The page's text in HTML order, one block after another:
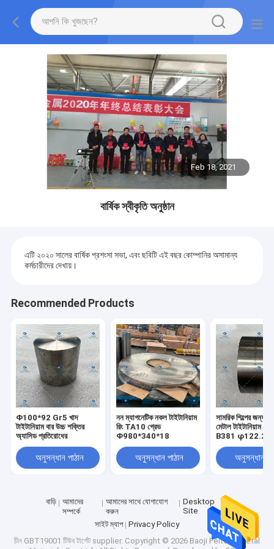
Feb 18, 2021
বার্ষিক স্বীকৃতি অনুষ্ঠান
এটি ২০২০ সালের বার্ষিক প্রশংসা সভা, এবং ছবিটি এই বছর কোম্পানির অসামান্য
কর্মচারীদের দেখায়।
Recommended Products
Φ100*92 Gr5 খাদ
টাইটানিয়াম বার উচ্চ শক্তির
অ্যাসিড প্রতিরোধের
অনুসন্ধান পাঠান
নন ম্যাগনেটিক নকল টাইটানিয়াম
রিং TA10 গ্রেড
Φ980*340*18
অনুসন্ধান পাঠান
সামরিক শিল্পের জন্য
মেটাল টাইটানিয়াম
B381
অনুসন্ধান
বাড়ি
আমাদের
সম্পর্কে
আমাদের সাথে যোগাযোগ
করুন
Desktop
Site
সাইট ম্যাপ
Privacy Policy
চীন GBT19001 টিউব টার্গেট supplier. Copyright © 2026 Baoji Feiteng Metal